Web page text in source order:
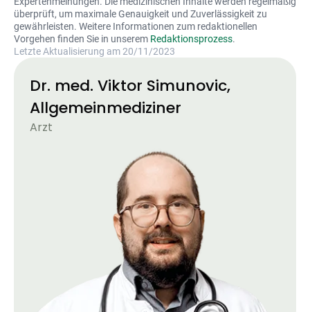
überprüft, um maximale Genauigkeit und Zuverlässigkeit zu
gewährleisten. Weitere Informationen zum redaktionellen
Vorgehen finden Sie in unserem Redaktionsprozess.
Letzte Aktualisierung am 20/11/2023
Dr. med. Viktor Simunovic,
Allgemeinmediziner
Arzt